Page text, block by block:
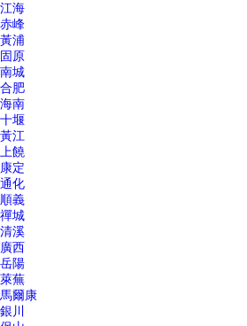
江海
赤峰
黃浦
固原
南城
合肥
海南
十堰
黃江
上饒
康定
通化
順義
禪城
清溪
廣西
岳陽
萊蕪
馬爾康
銀川